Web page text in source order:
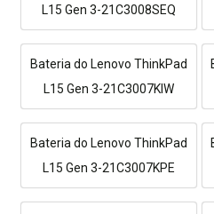
L15 Gen 3-21C3008SEQ
Bateria do Lenovo ThinkPad
L15 Gen 3-21C3007KIW
Bateria do Lenovo ThinkPad
L15 Gen 3-21C3007KPE